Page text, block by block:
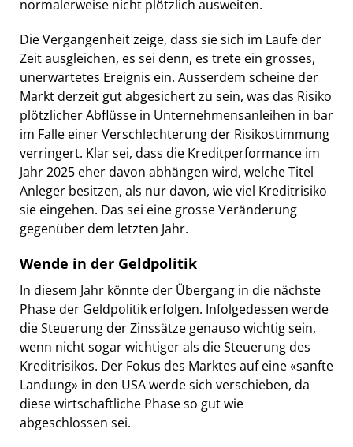
normalerweise nicht plötzlich ausweiten.
Die Vergangenheit zeige, dass sie sich im Laufe der
Zeit ausgleichen, es sei denn, es trete ein grosses,
unerwartetes Ereignis ein. Ausserdem scheine der
Markt derzeit gut abgesichert zu sein, was das Risiko
plötzlicher Abflüsse in Unternehmensanleihen in bar
im Falle einer Verschlechterung der Risikostimmung
verringert. Klar sei, dass die Kreditperformance im
Jahr 2025 eher davon abhängen wird, welche Titel
Anleger besitzen, als nur davon, wie viel Kreditrisiko
sie eingehen. Das sei eine grosse Veränderung
gegenüber dem letzten Jahr.
Wende in der Geldpolitik
In diesem Jahr könnte der Übergang in die nächste
Phase der Geldpolitik erfolgen. Infolgedessen werde
die Steuerung der Zinssätze genauso wichtig sein,
wenn nicht sogar wichtiger als die Steuerung des
Kreditrisikos. Der Fokus des Marktes auf eine «sanfte
Landung» in den USA werde sich verschieben, da
diese wirtschaftliche Phase so gut wie
abgeschlossen sei.